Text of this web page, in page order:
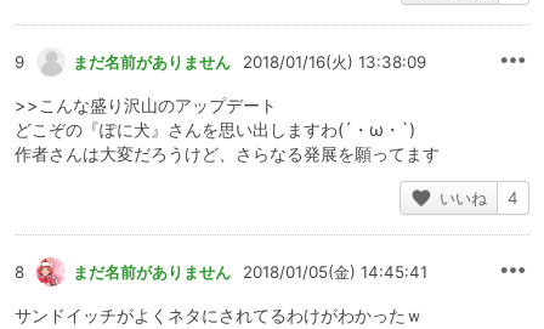
9 まだ名前がありません 2018/01/16(火) 13:38:09
>>こんな盛り沢山のアップデート
どこぞの『ぽに犬』さんを思い出しますわ(´・ω・`)
作者さんは大変だろうけど、さらなる発展を願ってます
いいね 4
8 まだ名前がありません 2018/01/05(金) 14:45:41
サンドイッチがよくネタにされてるわけがわかったｗ